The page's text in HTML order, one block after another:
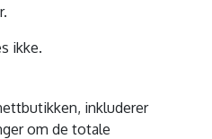
ikke.
inkluderer
om de totale